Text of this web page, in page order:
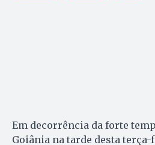
Em decorrência da forte
Goiânia na tarde desta terça-